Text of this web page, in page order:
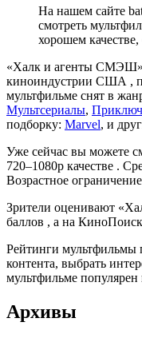
На нашем сайте
смотреть
хорошем
«Халк и агенты СМЭШ»
киноиндустрии США ,
мультфильме снят в
Мультсериалы,
подборку: Marvel, и
Уже сейчас вы можете
720–1080p качестве .
Возрастное
Зрители оценивают
баллов , а на
Рейтинги мультфильмы
контента, выбрать
мультфильме
Архивы